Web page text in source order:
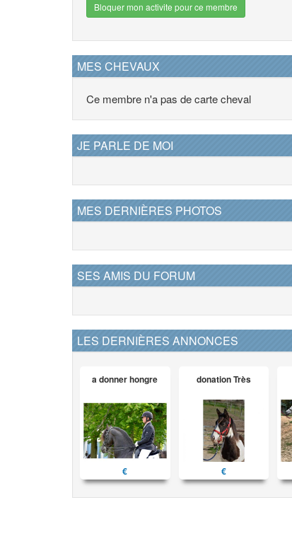
Bloquer mon activite pour ce membre
MES CHEVAUX
Ce membre n'a pas de carte cheval
JE PARLE DE MOI
MES DERNIÈRES PHOTOS
SES AMIS DU FORUM
LES DERNIÈRES ANNONCES
a donner hongre
€
donation Très
€